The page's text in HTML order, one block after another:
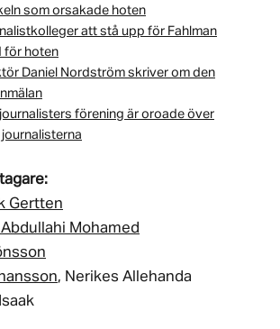
som orsakade hoten
att stå upp för Fahlman
för hoten
Daniel Nordström skriver om den
förening är oroade över
Gertten
Mohamed
, Nerikes Allehanda